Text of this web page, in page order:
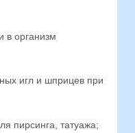
в организм
игл и шприцев при
пирсинга, татуажа;